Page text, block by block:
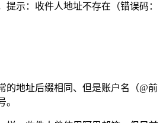
提示：收件人地址不存在（错误码：
的地址后缀相同、但是账户名（@前
。